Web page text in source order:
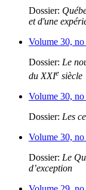
Dossier:
et d'une
Volume 30,
Dossier: Le
du XXIe siècle
Volume 30,
Dossier: Les
Volume 30,
Dossier: Le
d’exception